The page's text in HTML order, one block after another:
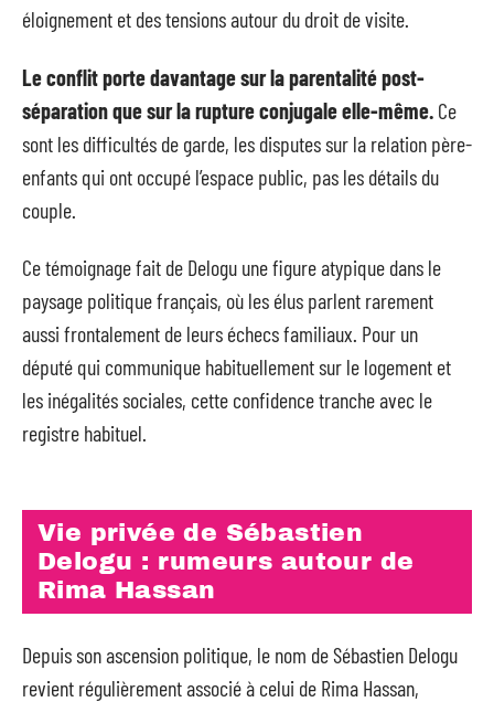
éloignement et des tensions autour du droit de visite.
Le conflit porte davantage sur la parentalité post-
séparation que sur la rupture conjugale elle-même. Ce
sont les difficultés de garde, les disputes sur la relation père-
enfants qui ont occupé l’espace public, pas les détails du
couple.
Ce témoignage fait de Delogu une figure atypique dans le
paysage politique français, où les élus parlent rarement
aussi frontalement de leurs échecs familiaux. Pour un
député qui communique habituellement sur le logement et
les inégalités sociales, cette confidence tranche avec le
registre habituel.
Vie privée de Sébastien
Delogu : rumeurs autour de
Rima Hassan
Depuis son ascension politique, le nom de Sébastien Delogu
revient régulièrement associé à celui de Rima Hassan,